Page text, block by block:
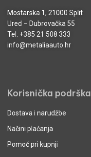
Mostarska 1, 21000 Split
Ured – Dubrovačka 55
Tel: +385 21 508 333
info@metaliaauto.hr
Korisnička podrška
Dostava i narudžbe
Načini plaćanja
Pomoć pri kupnji